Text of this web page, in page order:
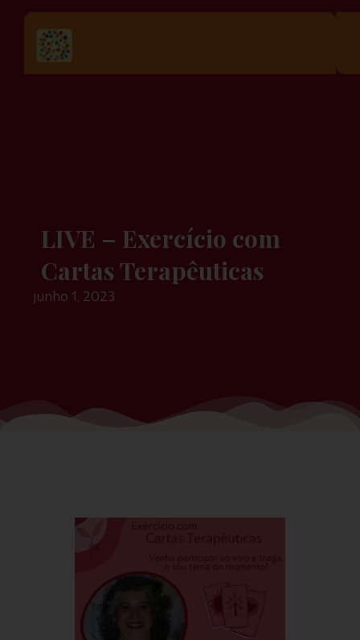
LIVE – Exercício com
Cartas Terapêuticas
junho 1, 2023